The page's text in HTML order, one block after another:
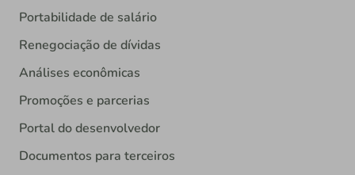
Portabilidade de salário
Renegociação de dívidas
Análises econômicas
Promoções e parcerias
Portal do desenvolvedor
Documentos para terceiros